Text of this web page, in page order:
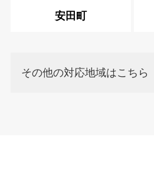
安田町
その他の対応地域はこちら